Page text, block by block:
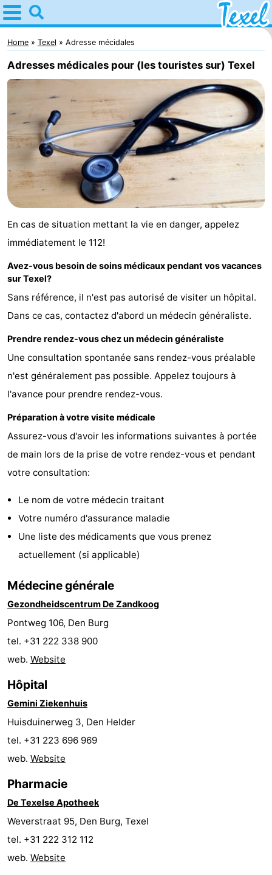
Home
Texel
Astuces
enfants
Villages
-
Den
Burg
Den
-
Cocksdorp
De
-
De
Waal
-
Oosterend
Nature
Plus
beaux
points
de
vue
Passer
la
nuit
Appartements
-
Bosch
Zee
-
De
Vlijt
Hoeve
Holland
-
Land
en
Strandhuys
-
Strandplevier
Chambre
-
't
Eibernest
-
Hoogelandt
Beach
Park
Texel
-
Buytenveldt
-
De
Krim
-
EuroParcs
-
Home Texel Adresse mécidales
Adresses médicales pour (les touristes sur) Texel
En cas de situation mettant la vie en danger, appelez
immédiatement le 112!
Avez-vous besoin de soins médicaux pendant vos vacances
sur Texel?
Sans référence, il n'est pas autorisé de visiter un hôpital.
Dans ce cas, contactez d'abord un médecin généraliste.
Prendre rendez-vous chez un médecin généraliste
Une consultation spontanée sans rendez-vous préalable
n'est généralement pas possible. Appelez toujours à
l'avance pour prendre rendez-vous.
Préparation à votre visite médicale
Assurez-vous d'avoir les informations suivantes à portée
de main lors de la prise de votre rendez-vous et pendant
votre consultation:
Le nom de votre médecin traitant
Votre numéro d'assurance maladie
Une liste des médicaments que vous prenez
actuellement (si applicable)
Médecine générale
Gezondheidscentrum De Zandkoog
Pontweg 106, Den Burg
tel. +31 222 338 900
web. Website
Hôpital
Gemini Ziekenhuis
Huisduinerweg 3, Den Helder
tel. +31 223 696 969
web. Website
Pharmacie
De Texelse Apotheek
Weverstraat 95, Den Burg, Texel
tel. +31 222 312 112
web. Website